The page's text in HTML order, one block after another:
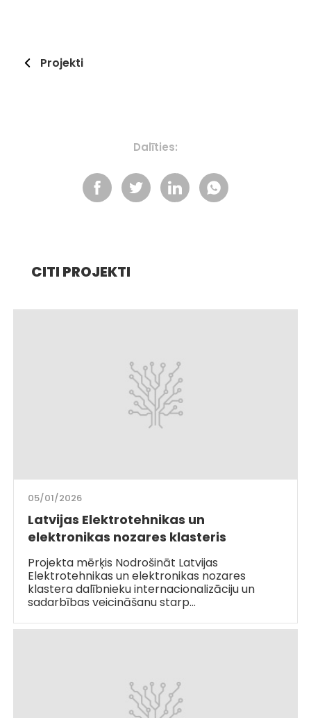
Projekti
Dalīties:
CITI PROJEKTI
05/01/2026
Latvijas Elektrotehnikas un
elektronikas nozares klasteris
Projekta mērķis Nodrošināt Latvijas
Elektrotehnikas un elektronikas nozares
klastera dalībnieku internacionalizāciju un
sadarbības veicināšanu starp…